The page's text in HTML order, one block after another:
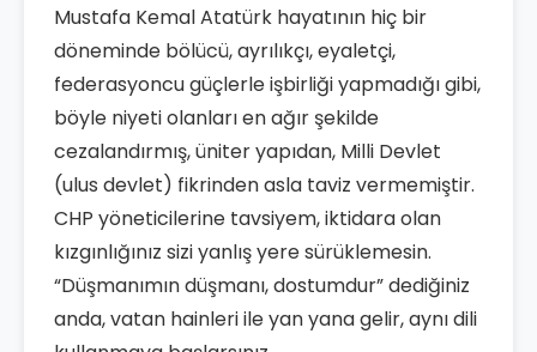
Mustafa Kemal Atatürk hayatının hiç bir
döneminde bölücü, ayrılıkçı, eyaletçi,
federasyoncu güçlerle işbirliği yapmadığı gibi,
böyle niyeti olanları en ağır şekilde
cezalandırmış, üniter yapıdan, Milli Devlet
(ulus devlet) fikrinden asla taviz vermemiştir.
CHP yöneticilerine tavsiyem, iktidara olan
kızgınlığınız sizi yanlış yere sürüklemesin.
“Düşmanımın düşmanı, dostumdur” dediğiniz
anda, vatan hainleri ile yan yana gelir, aynı dili